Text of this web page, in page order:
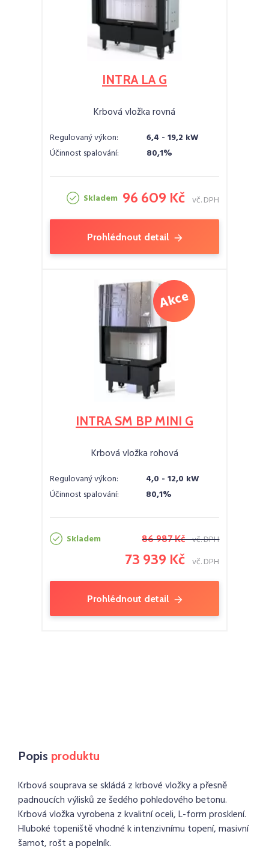
INTRA LA G
Krbová vložka rovná
Regulovaný výkon:
6,4 - 19,2 kW
Účinnost spalování:
80,1%
Skladem 96 609 Kč vč. DPH
Prohlédnout detail
INTRA SM BP MINI G
Krbová vložka rohová
Regulovaný výkon:
4,0 - 12,0 kW
Účinnost spalování:
80,1%
Skladem 86 987 Kč vč. DPH
73 939 Kč vč. DPH
Prohlédnout detail
Popis produktu
Krbová souprava se skládá z krbové vložky a přesně
padnoucích výlisků ze šedého pohledového betonu.
Krbová vložka vyrobena z kvalitní oceli, L-form prosklení.
Hluboké topeniště vhodné k intenzivnímu topení, masivní
šamot, rošt a popelník.